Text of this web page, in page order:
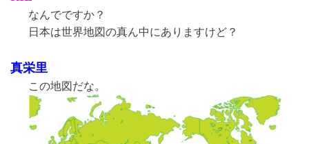
なんでですか？
日本は世界地図の真ん中にありますけど？
真栄里
この地図だな。